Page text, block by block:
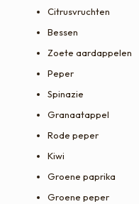
Citrusvruchten
Bessen
Zoete aardappelen
Peper
Spinazie
Granaatappel
Rode peper
Kiwi
Groene paprika
Groene peper